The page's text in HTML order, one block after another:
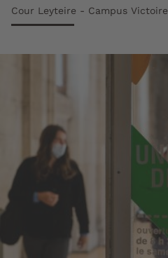
Cour Leyteire - Campus